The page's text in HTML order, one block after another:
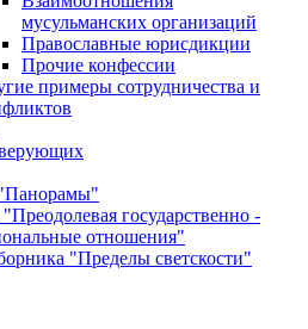
мусульманских организаций
Православные юрисдикции
Прочие конфессии
примеры сотрудничества и
государственно -
отношения"
"Пределы светскости"